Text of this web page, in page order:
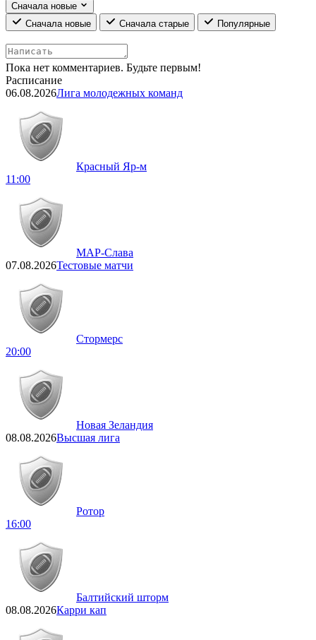
Сначала новые
Сначала новые
Сначала старые Популярные
Пока нет комментариев. Будьте первым!
Расписание
06.08.2026Лига молодежных команд
Красный Яр-м
11:00
МАР-Слава
07.08.2026Тестовые матчи
Стормерс
20:00
Новая Зеландия
08.08.2026Высшая лига
Ротор
16:00
Балтийский шторм
08.08.2026Карри кап